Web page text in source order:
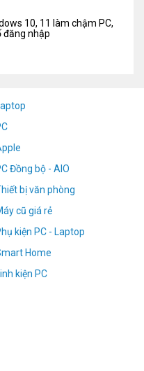
10, 11 làm chậm PC,
đăng nhập
Đồng bộ - AIO
bị văn phòng
cũ giá rẻ
kiện PC - Laptop
Home
kiện PC